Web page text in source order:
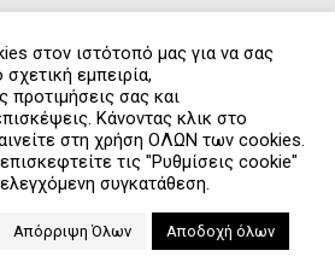
στον ιστότοπό μας για να σας
εμπειρία,
προτιμήσεις σας και
Κάνοντας κλικ στο
στη χρήση ΟΛΩΝ των cookies.
τις "Ρυθμίσεις cookie"
συγκατάθεση.
Απόρριψη Όλων Αποδοχή όλων